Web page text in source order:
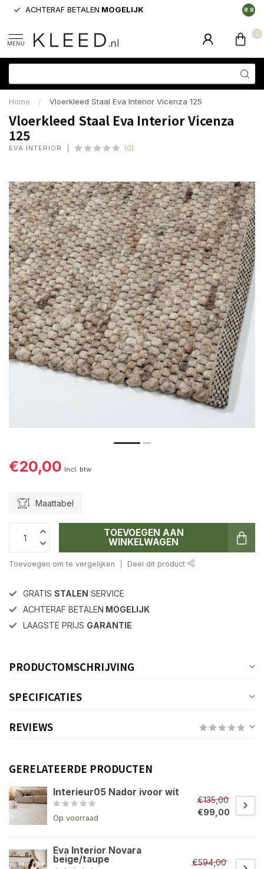
ACHTERAF BETALEN MOGELIJK 8.9
MENU
0
Home / Vloerkleed Staal Eva Interior Vicenza 125
Vloerkleed Staal Eva Interior Vicenza
125
EVA INTERIOR (0)
€20,00 Incl. btw
Maattabel
TOEVOEGEN AAN
WINKELWAGEN
Toevoegen om te vergelijken Deel dit product
GRATIS STALEN SERVICE
ACHTERAF BETALEN MOGELIJK
LAAGSTE PRIJS GARANTIE
PRODUCTOMSCHRIJVING
SPECIFICATIES
REVIEWS
GERELATEERDE PRODUCTEN
Interieur05 Nador ivoor wit
Op voorraad
€135,00
€99,00
Eva Interior Novara
beige/taupe
€594,00